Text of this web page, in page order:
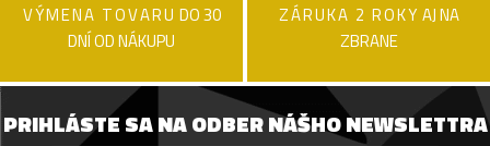
VÝMENA TOVARU DO 30
DNÍ OD NÁKUPU
ZÁRUKA 2 ROKY AJ NA
ZBRANE
PRIHLÁSTE SA NA ODBER NÁŠHO NEWSLETTRA